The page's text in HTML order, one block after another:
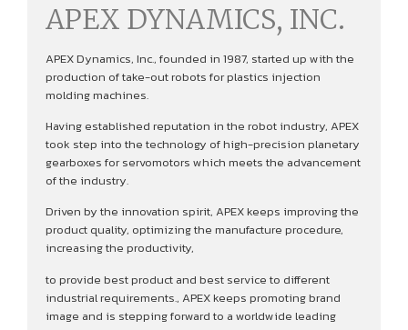
APEX DYNAMICS, INC.
APEX Dynamics, Inc., founded in 1987, started up with the
production of take-out robots for plastics injection
molding machines.
Having established reputation in the robot industry, APEX
took step into the technology of high-precision planetary
gearboxes for servomotors which meets the advancement
of the industry.
Driven by the innovation spirit, APEX keeps improving the
product quality, optimizing the manufacture procedure,
increasing the productivity,
to provide best product and best service to different
industrial requirements., APEX keeps promoting brand
image and is stepping forward to a worldwide leading